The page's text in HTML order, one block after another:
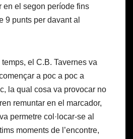
en el segon període fins
9 punts per davant al
el C.B. Tavernes va
a poc a poc a
la qual cosa va provocar no
remuntar en el marcador,
permetre col·locar-se al
moments de l’encontre,